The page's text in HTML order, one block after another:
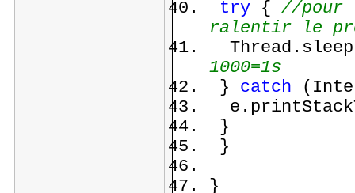
try{ //pour
ralentir le
1000=1s
} catch
}
}
}